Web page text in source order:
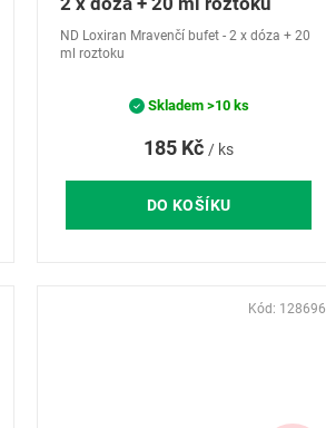
185 Kč / ks
DO KOŠÍKU
ND Loxiran Mravenčí bufet - 2 x dóza + 20
ml roztoku
Skladem >10 ks
Kód: 128696